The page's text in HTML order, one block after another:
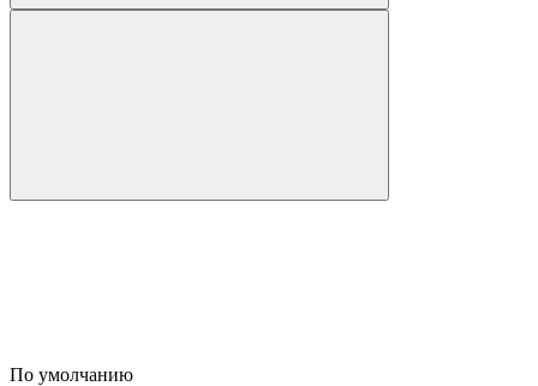
По умолчанию